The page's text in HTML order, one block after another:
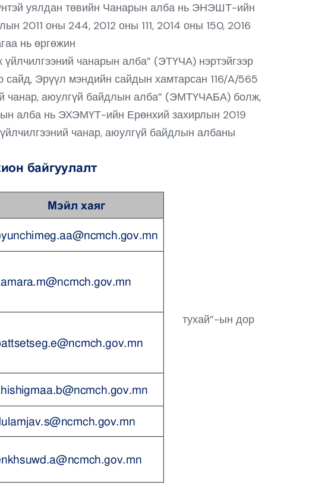
уялдан төвийн Чанарын алба нь ЭНЭШТ-ийн
оны 244, 2012 оны 111, 2014 оны 150, 2016
нь өргөжин
чанарын алба” (ЭТҮЧА) нэртэйгээр
Эрүүл мэндийн сайдын хамтарсан 116/A/565
чанар, аюулгүй байдлын алба” (ЭМТҮЧАБА) болж,
алба нь ЭХЭМҮТ-ийн Ерөнхий захирлын 2019
чанар, аюулгүй байдлын албаны
тухай”-ын дор